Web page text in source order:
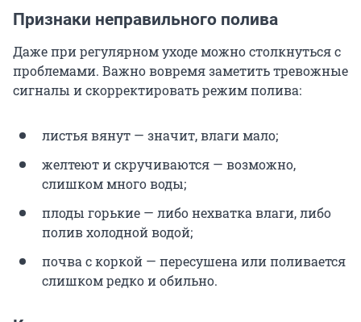
Признаки неправильного полива
Даже при регулярном уходе можно столкнуться с
проблемами. Важно вовремя заметить тревожные
сигналы и скорректировать режим полива:
листья вянут — значит, влаги мало;
желтеют и скручиваются — возможно,
слишком много воды;
плоды горькие — либо нехватка влаги, либо
полив холодной водой;
почва с коркой — пересушена или поливается
слишком редко и обильно.